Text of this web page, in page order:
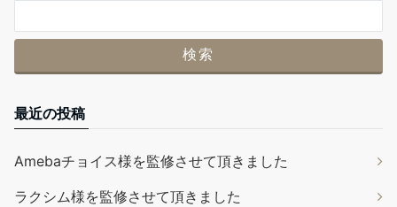
最近の投稿
Amebaチョイス様を監修させて頂きました
ラクシム様を監修させて頂きました